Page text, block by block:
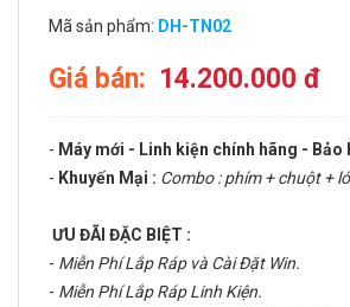
Mã sản phẩm: DH-TN02
Giá bán: 14.200.000 đ
- Máy mới - Linh kiện chính hãng - Bảo
- Khuyến Mại : Combo : phím + chuột +
ƯU ĐÃI ĐẶC BIỆT :
- Miễn Phí Lắp Ráp và Cài Đặt Win.
- Miễn Phí Lắp Ráp Linh Kiện.